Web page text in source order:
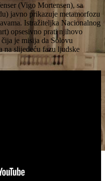
(Vigo Mortensen), sa
javno prikazuje metamorfozu
Istražiteljka Nacionalnog
opsesivno prati njihovo
je misija da Solovu
na slijedeću fazu ljudske